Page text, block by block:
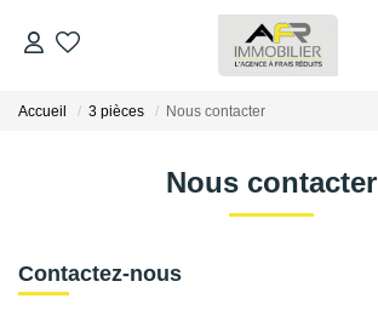
ACHETER
LOUER
Accueil 3 pièces Nous contacter
Nous contacter
Contactez-nous